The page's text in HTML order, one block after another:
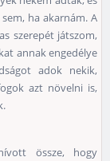
ha akarnám. A
szerepét játszom,
annak engedélye
adok nekik,
azt növelni is,
össze, hogy